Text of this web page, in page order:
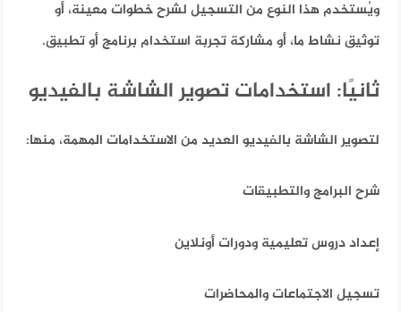
ويُستخدم هذا النوع من التسجيل لشرح خطوات معينة، أو
توثيق نشاط ما، أو مشاركة تجربة استخدام برنامج أو تطبيق.
ثانيًا: استخدامات تصوير الشاشة بالفيديو
لتصوير الشاشة بالفيديو العديد من الاستخدامات المهمة،منها:
شرح البرامج والتطبيقات
إعداد دروس تعليمية ودورات أونلاين
تسجيل الاجتماعات والمحاضرات